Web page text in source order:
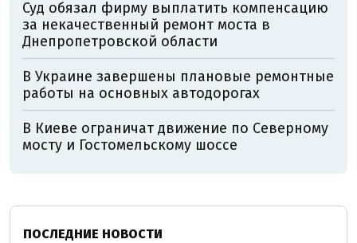
Суд обязал фирму выплатить компенсацию
за некачественный ремонт моста в
Днепропетровской области
В Украине завершены плановые ремонтные
работы на основных автодорогах
В Киеве ограничат движение по Северному
мосту и Гостомельскому шоссе
ПОСЛЕДНИЕ НОВОСТИ